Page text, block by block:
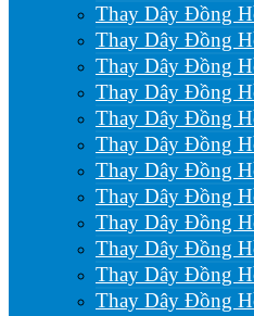
Thay Dây Đồng
Thay Dây Đồng
Thay Dây Đồng
Thay Dây Đồng
Thay Dây Đồng
Thay Dây Đồng
Thay Dây Đồng
Thay Dây Đồng
Thay Dây Đồng
Thay Dây Đồng
Thay Dây Đồng
Thay Dây Đồng